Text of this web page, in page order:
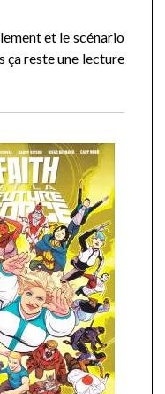
et le scénario
ça reste une lecture